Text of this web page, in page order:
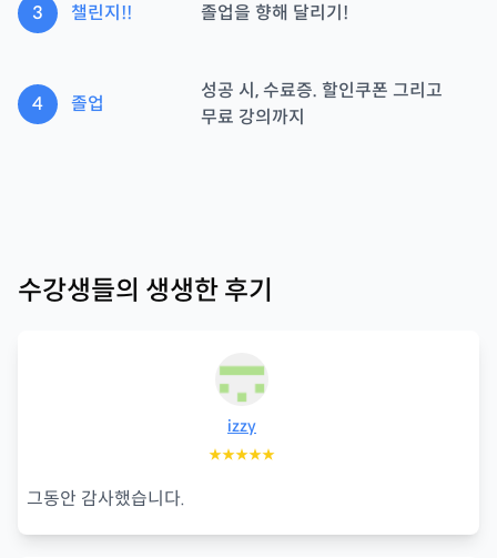
3 챌린지!! 졸업을 향해 달리기!
4 졸업
성공 시, 수료증. 할인쿠폰 그리고
무료 강의까지
수강생들의 생생한 후기
izzy
★★★★★
그동안 감사했습니다.